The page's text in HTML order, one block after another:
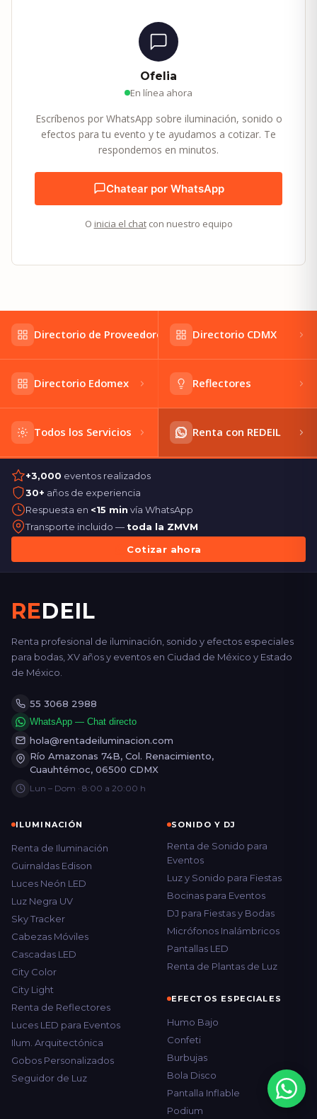
Ofelia
En línea ahora
Escríbenos por WhatsApp sobre iluminación, sonido o
efectos para tu evento y te ayudamos a cotizar. Te
respondemos en minutos.
Chatear por WhatsApp
O inicia el chatcon nuestro equipo
Directorio de Proveedores Directorio CDMX
Directorio Edomex Reflectores
Todos los Servicios Renta con REDEIL
+3,000 eventos realizados
30+ años de experiencia
Respuesta en <15 min vía WhatsApp
Transporte incluido — toda la ZMVM
Cotizar ahora
REDEIL
Renta profesional de iluminación, sonido y efectos especiales
para bodas, XV años y eventos en Ciudad de México y Estado
de México.
55 3068 2988
WhatsApp — Chat directo
hola@rentadeiluminacion.com
Río Amazonas 74B, Col. Renacimiento,
Cuauhtémoc, 06500 CDMX
Lun – Dom · 8:00 a 20:00 h
ILUMINACIÓN
Renta de Iluminación
Guirnaldas Edison
Luces Neón LED
Luz Negra UV
Sky Tracker
Cabezas Móviles
Cascadas LED
City Color
City Light
Renta de Reflectores
Luces LED para Eventos
Ilum. Arquitectónica
Gobos Personalizados
Seguidor de Luz
SONIDO Y DJ
Renta de Sonido para
Eventos
Luz y Sonido para Fiestas
Bocinas para Eventos
DJ para Fiestas y Bodas
Micrófonos Inalámbricos
Pantallas LED
Renta de Plantas de Luz
EFECTOS ESPECIALES
Humo Bajo
Confeti
Burbujas
Bola Disco
Pantalla Inflable
Podium